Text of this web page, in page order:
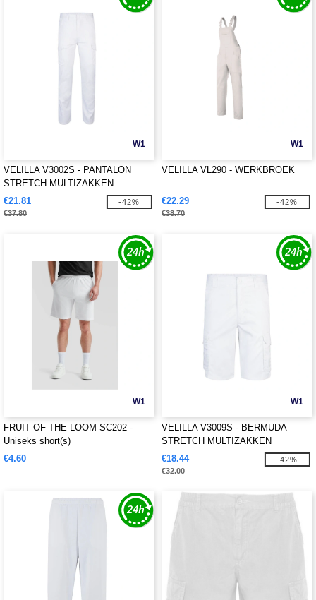
W1
VELILLA V3002S - PANTALON
STRETCH MULTIZAKKEN
€21.81
€37.80
-42%
W1
VELILLA VL290 - WERKBROEK
€22.29
€38.70
-42%
W1
FRUIT OF THE LOOM SC202 -
Uniseks short(s)
€4.60
W1
VELILLA V3009S - BERMUDA
STRETCH MULTIZAKKEN
€18.44
€32.00
-42%